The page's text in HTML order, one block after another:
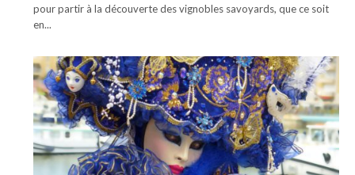
pour partir à la découverte des vignobles savoyards, que ce soit
en...